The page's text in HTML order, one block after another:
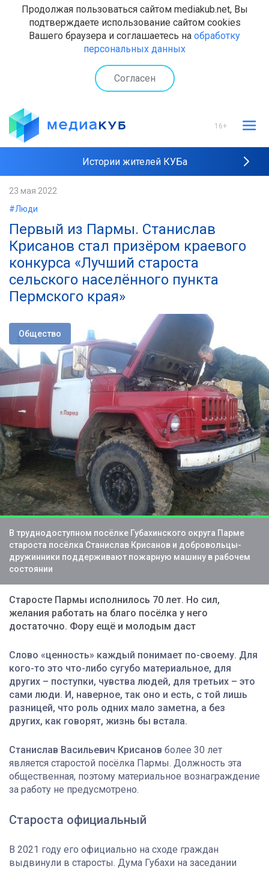
Продолжая пользоваться сайтом mediakub.net, Вы
подтверждаете использование сайтом cookies
Вашего браузера и соглашаетесь на обработку
персональных данных
Согласен
16+
Истории жителей КУБа
23 мая 2022
#Люди
Первый из Пармы. Станислав
Крисанов стал призёром краевого
конкурса «Лучший староста
сельского населённого пункта
Пермского края»
В труднодоступном посёлке Губахинского округа Парме
староста посёлка Станислав Крисанов и добровольцы-
дружинники поддерживают пожарную машину в рабочем
состоянии
Общество
Старосте Пармы исполнилось 70 лет. Но сил,
желания работать на благо посёлка у него
достаточно. Фору ещё и молодым даст
Слово «ценность» каждый понимает по-своему. Для
кого-то это что-либо сугубо материальное, для
других – поступки, чувства людей, для третьих – это
сами люди. И, наверное, так оно и есть, с той лишь
разницей, что роль одних мало заметна, а без
других, как говорят, жизнь бы встала.
Станислав Васильевич Крисанов более 30 лет
является старостой посёлка Пармы. Должность эта
общественная, поэтому материальное вознаграждение
за работу не предусмотрено.
Староста официальный
В 2021 году его официально на сходе граждан
выдвинули в старосты. Дума Губахи на заседании